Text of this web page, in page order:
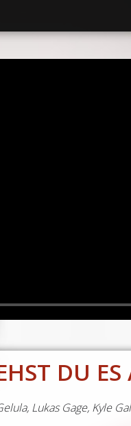
DU ES
Lukas Gage, Kyle